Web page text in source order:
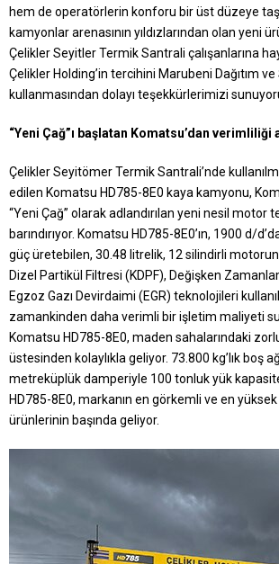
hem de operatörlerin konforu bir üst düzeye
kamyonlar arenasının yıldızlarından olan yeni
Çelikler Seyitler Termik Santrali çalışanlarına
Çelikler Holding’in tercihini Marubeni Dağıtım
kullanmasından dolayı teşekkürlerimizi
“Yeni Çağ”ı başlatan Komatsu’dan verimliliği
Çelikler Seyitömer Termik Santrali’nde
edilen Komatsu HD785-8E0 kaya kamyonu,
“Yeni Çağ” olarak adlandırılan yeni nesil motor
barındırıyor. Komatsu HD785-8E0’ın, 1900 d/
güç üretebilen, 30.48 litrelik, 12 silindirli
Dizel Partikül Filtresi (KDPF), Değişken
Egzoz Gazı Devirdaimi (EGR) teknolojileri
zamankinden daha verimli bir işletim maliyeti
Komatsu HD785-8E0, maden sahalarındaki
üstesinden kolaylıkla geliyor. 73.800 kg’lık boş
metreküplük damperiyle 100 tonluk yük
HD785-8E0, markanın en görkemli ve en
ürünlerinin başında geliyor.